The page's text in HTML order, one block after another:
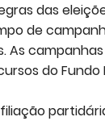
das
de
do Fundo